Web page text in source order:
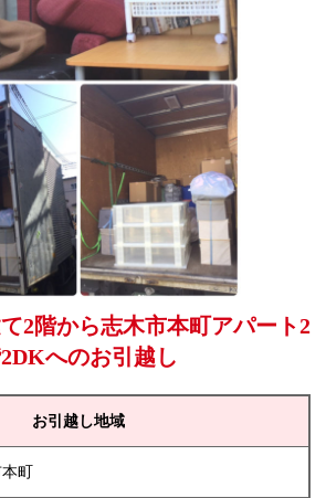
2階から志木市本町アパート2
へのお引越し
お引越し地域
町